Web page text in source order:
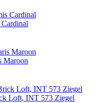
Maroon
Loft, INT 573 Ziegel